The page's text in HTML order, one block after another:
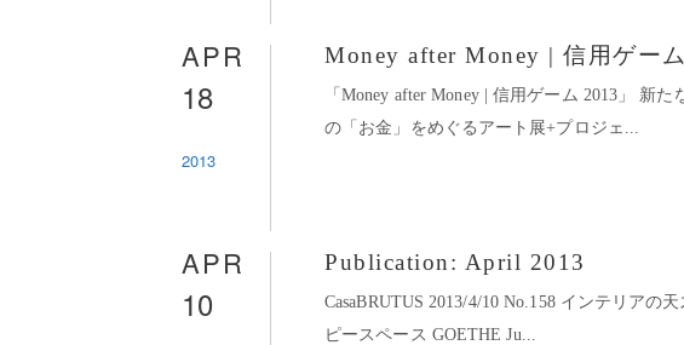
APR
18
2013
Money after Money | 信用ゲー
「Money after Money | 信用ゲーム 2013」 新
の「お金」をめぐるアート展+プロジェ...
APR
10
Publication: April 2013
CasaBRUTUS 2013/4/10 No.158 インテリアの
ピースペース GOETHE Ju...